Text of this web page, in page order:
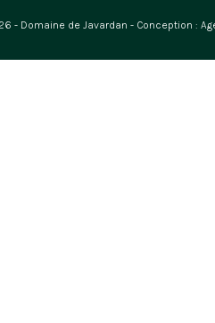
- Domaine de Javardan - Conception :